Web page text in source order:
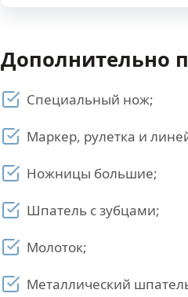
Дополнительно
Специальный нож;
Маркер, рулетка и
Ножницы большие;
Шпатель с зубцами;
Молоток;
Металлический